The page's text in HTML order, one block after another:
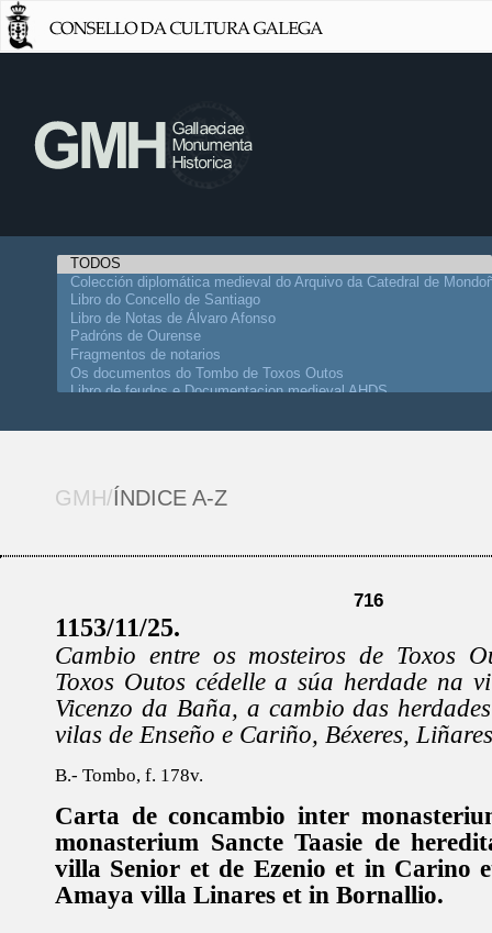
GMH/ÍNDICE A-Z
716
1153/11/25.
Cambio entre os mosteiros de Toxos
Toxos Outos cédelle a súa herdade na
Vicenzo da Baña, a cambio das
vilas de Enseño e Cariño, Béxeres,
B.- Tombo, f. 178v.
Carta de concambio inter
monasterium Sancte Taasie de
villa Senior et de Ezenio et in Carino
Amaya villa Linares et in Bornallio.